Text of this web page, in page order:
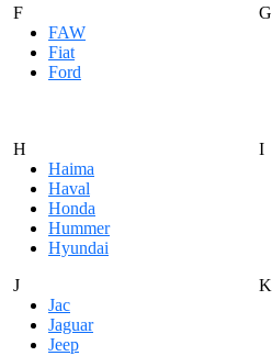
F
FAW
Fiat
Ford
G
H
Haima
Haval
Honda
Hummer
Hyundai
I
J
Jac
Jaguar
Jeep
K